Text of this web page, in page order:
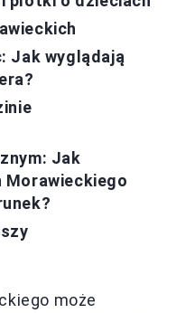
Jak wyglądają
Jak
Morawieckiego
może